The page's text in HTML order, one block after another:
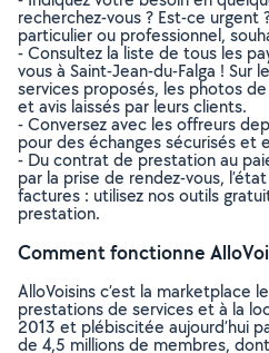
recherchez-vous ? Est-ce
particulier ou professionnel,
- Consultez la liste de tous les
vous à Saint-Jean-du-Falga ! Sur
services proposés, les photos
et avis laissés par leurs clients.
- Conversez avec les offreurs
pour des échanges sécurisés et
- Du contrat de prestation au
par la prise de rendez-vous,
factures : utilisez nos outils
prestation.
Comment fonctionne
AlloVoisins c’est la marketplace
prestations de services et à la
2013 et plébiscitée aujourd’hui
de 4,5 millions de membres,